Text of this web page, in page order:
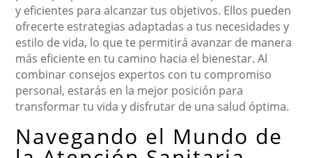
y eficientes para alcanzar tus objetivos. Ellos pueden
ofrecerte estrategias adaptadas a tus necesidades y
estilo de vida, lo que te permitirá avanzar de manera
más eficiente en tu camino hacia el bienestar. Al
combinar consejos expertos con tu compromiso
personal, estarás en la mejor posición para
transformar tu vida y disfrutar de una salud óptima.
Navegando el Mundo de